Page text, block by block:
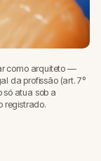
como arquiteto —
da profissão (art. 7º
só atua sob a
registrado.